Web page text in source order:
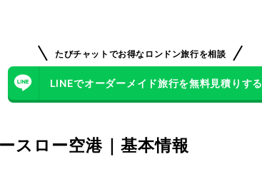
London Heathrow｜第3ターミナル(11番ゲート付近)
の活用方法
ー空港｜ショップ・お土産をご紹介
たびチャットでお得なロンドン旅行を相談
LINEでオーダーメイド旅行を無料見積りする
スロー空港｜基本情報